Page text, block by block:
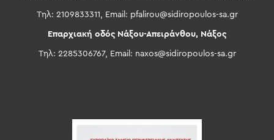
Τηλ: 2109833311, Email: pfalirou@sidiropoulos-sa.gr
Επαρχιακή οδός Νάξου-Απειράνθου, Νάξος
Τηλ: 2285306767, Email: naxos@sidiropoulos-sa.gr